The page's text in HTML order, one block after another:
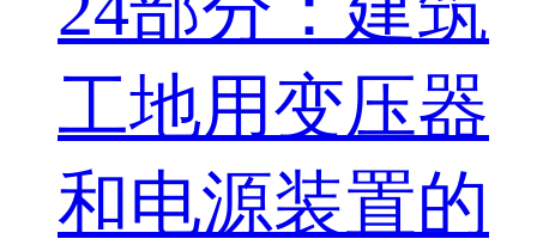
工地用变压器
和电源装置的